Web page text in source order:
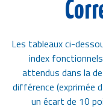
Les tableaux ci-
index
attendus dans la
différence (exprimée
un écart de 10